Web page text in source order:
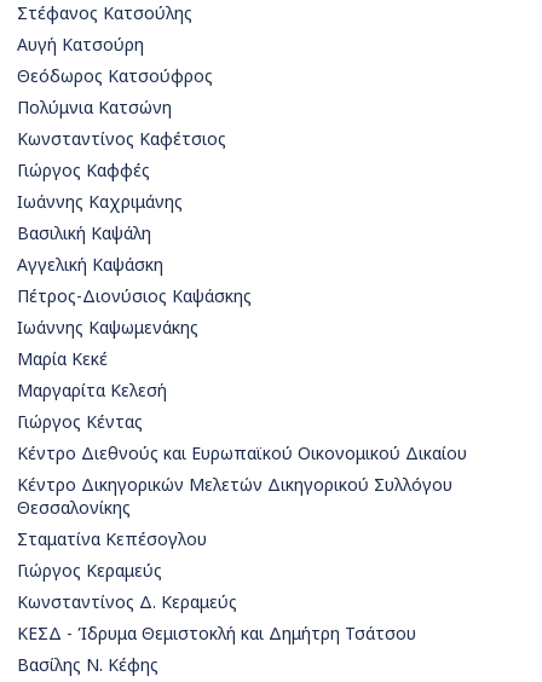
Στέφανος Κατσούλης
Αυγή Κατσούρη
Θεόδωρος Κατσούφρος
Πολύμνια Κατσώνη
Κωνσταντίνος Καφέτσιος
Γιώργος Καφφές
Ιωάννης Καχριμάνης
Βασιλική Καψάλη
Αγγελική Καψάσκη
Πέτρος-Διονύσιος Καψάσκης
Ιωάννης Καψωμενάκης
Μαρία Κεκέ
Μαργαρίτα Κελεσή
Γιώργος Κέντας
Κέντρο Διεθνούς και Ευρωπαϊκού Οικονομικού Δικαίου
Κέντρο Δικηγορικών Μελετών Δικηγορικού Συλλόγου
Θεσσαλονίκης
Σταματίνα Κεπέσογλου
Γιώργος Κεραμεύς
Κωνσταντίνος Δ. Κεραμεύς
ΚΕΣΔ - Ίδρυμα Θεμιστοκλή και Δημήτρη Τσάτσου
Βασίλης Ν. Κέφης